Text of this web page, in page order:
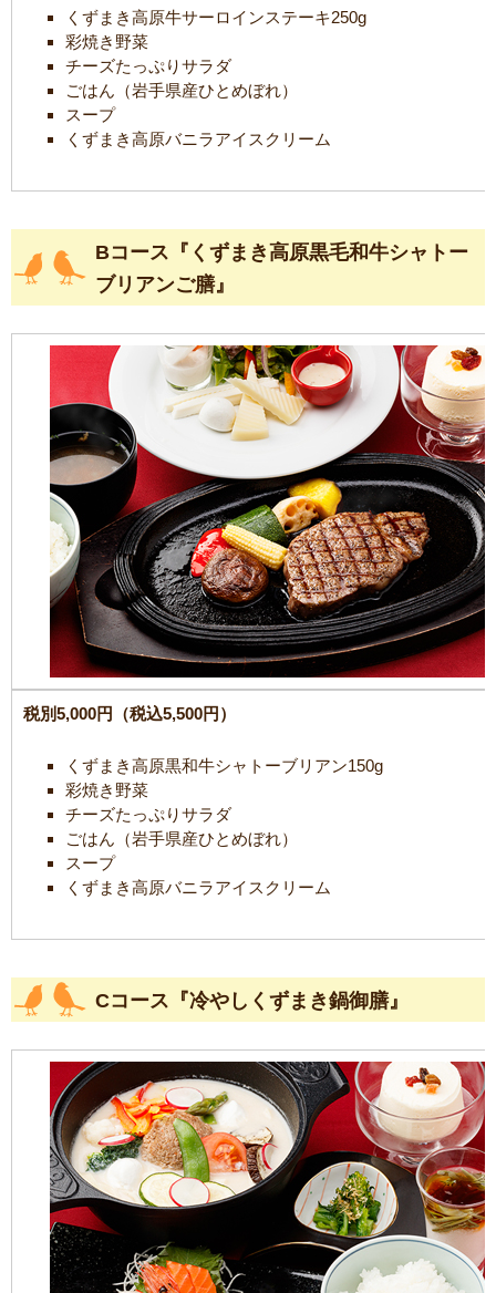
くずまき高原牛サーロインステーキ250g
彩焼き野菜
チーズたっぷりサラダ
ごはん（岩手県産ひとめぼれ）
スープ
くずまき高原バニラアイスクリーム
Bコース『くずまき高原黒毛和牛シャトー
ブリアンご膳』
税別5,000円（税込5,500円）
くずまき高原黒和牛シャトーブリアン150g
彩焼き野菜
チーズたっぷりサラダ
ごはん（岩手県産ひとめぼれ）
スープ
くずまき高原バニラアイスクリーム
Cコース『冷やしくずまき鍋御膳』